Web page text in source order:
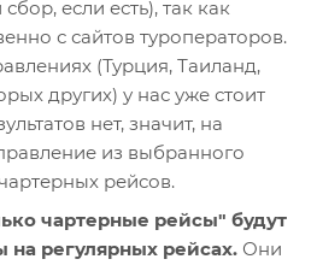
если есть), так как
с сайтов туроператоров.
(Турция, Таиланд,
других) у нас уже стоит
нет, значит, на
из выбранного
рейсов.
чартерные рейсы" будут
на регулярных рейсах. Они